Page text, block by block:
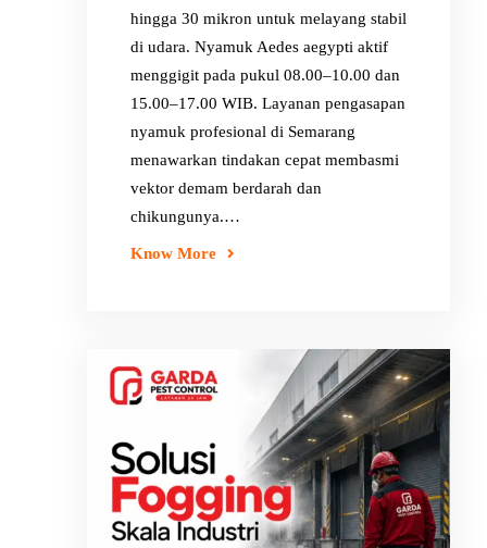
hingga 30 mikron untuk melayang stabil
di udara. Nyamuk Aedes aegypti aktif
menggigit pada pukul 08.00–10.00 dan
15.00–17.00 WIB. Layanan pengasapan
nyamuk profesional di Semarang
menawarkan tindakan cepat membasmi
vektor demam berdarah dan
chikungunya.…
Know More